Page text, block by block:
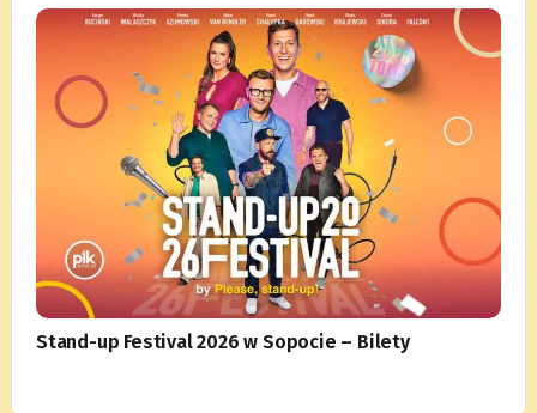
Stand-up Festival 2026 w Sopocie – Bilety